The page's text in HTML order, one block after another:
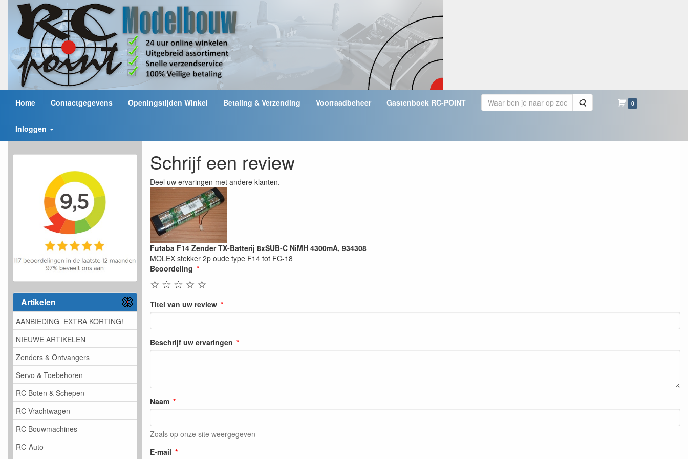
Home Contactgegevens Openingstijden Winkel Betaling & Verzending Voorraadbeheer Gastenboek RC-POINT Zoeken 0
Inloggen
Artikelen
AANBIEDING=EXTRA KORTING!
NIEUWE ARTIKELEN
Zenders & Ontvangers
Servo & Toebehoren
RC Boten & Schepen
RC Vrachtwagen
RC Bouwmachines
RC-Auto
Schrijf een review
Deel uw ervaringen met andere klanten.
Futaba F14 Zender TX-Batterij 8xSUB-C NiMH 4300mA, 934308
MOLEX stekker 2p oude type F14 tot FC-18
Beoordeling
☆
☆
☆
☆
☆
Titel van uw review
Beschrijf uw ervaringen
Naam
Zoals op onze site weergegeven
E-mail